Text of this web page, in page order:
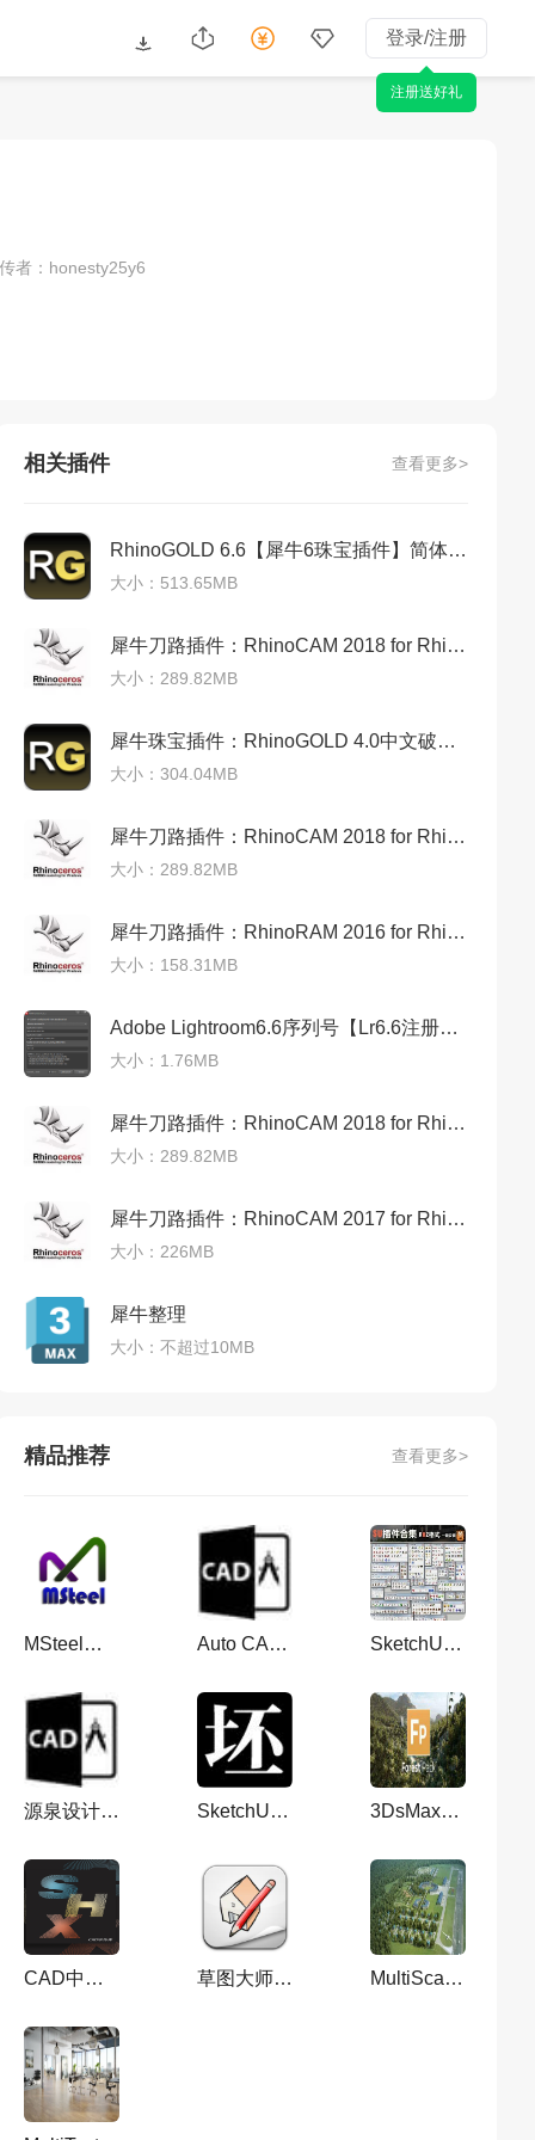
登录/注册
注册送好礼
传者：honesty25y6
相关插件 查看更多>
RhinoGOLD 6.6【犀牛6珠宝插件】简体中文破解版
大小：513.65MB
犀牛刀路插件：RhinoCAM 2018 for Rhino 6汉化破解版
大小：289.82MB
犀牛珠宝插件：RhinoGOLD 4.0中文破解版
大小：304.04MB
犀牛刀路插件：RhinoCAM 2018 for Rhino 6 中文破解版
大小：289.82MB
犀牛刀路插件：RhinoRAM 2016 for Rhino 5中文破解版
大小：158.31MB
Adobe Lightroom6.6序列号【Lr6.6注册机】破解补丁
大小：1.76MB
犀牛刀路插件：RhinoCAM 2018 for Rhino 6 破解版免费下载
大小：289.82MB
犀牛刀路插件：RhinoCAM 2017 for Rhino 5 中文破解版
大小：226MB
犀牛整理
大小：不超过10MB
精品推荐 查看更多>
MSteel批打印软件 v2024（附安装教程）最新免费中文版 Auto CAD源泉插件YQArch6.6.2支持CAD2004-2020建筑设计制图插件 SketchUP草图大师常用插件库
源泉设计6.7.4b_CAD源泉设计插件 中文免费版 SketchUp坯子库 v3.2.6（草图大师su插件下载）官方正式版 3DsMax树木插件：ForestPack Pro v6.2.1 For 2018-2020破解版
CAD中英文字体大全_字库 草图大师版本转换器 v2022 for SU3-SU2022【SU版本转换器】免费版 MultiScatter 1.630 for 3DS Max 2024英文破解版